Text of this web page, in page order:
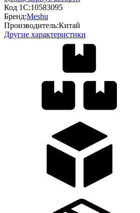
Код 1С:10583095
Бренд:Meshu
Производитель:Китай
Другие характеристики